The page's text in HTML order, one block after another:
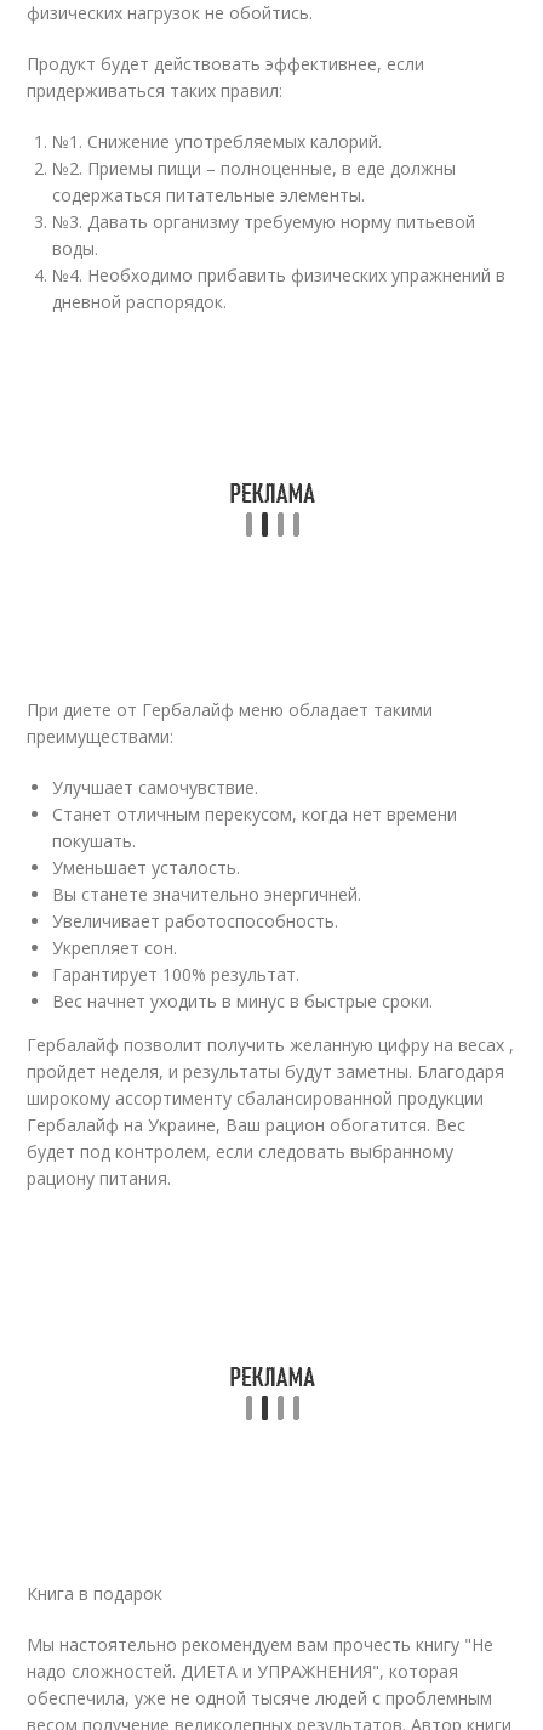
физических нагрузок не обойтись.
Продукт будет действовать эффективнее, если
придерживаться таких правил:
№1. Снижение употребляемых калорий.
№2. Приемы пищи – полноценные, в еде должны
содержаться питательные элементы.
№3. Давать организму требуемую норму питьевой
воды.
№4. Необходимо прибавить физических упражнений в
дневной распорядок.
При диете от Гербалайф меню обладает такими
преимуществами:
Улучшает самочувствие.
Станет отличным перекусом, когда нет времени
покушать.
Уменьшает усталость.
Вы станете значительно энергичней.
Увеличивает работоспособность.
Укрепляет сон.
Гарантирует 100% результат.
Вес начнет уходить в минус в быстрые сроки.
Гербалайф позволит получить желанную цифру на весах ,
пройдет неделя, и результаты будут заметны. Благодаря
широкому ассортименту сбалансированной продукции
Гербалайф на Украине, Ваш рацион обогатится. Вес
будет под контролем, если следовать выбранному
рациону питания.
Книга в подарок
Мы настоятельно рекомендуем вам прочесть книгу "Не
надо сложностей. ДИЕТА и УПРАЖНЕНИЯ", которая
обеспечила, уже не одной тысяче людей с проблемным
весом получение великолепных результатов. Автор книги